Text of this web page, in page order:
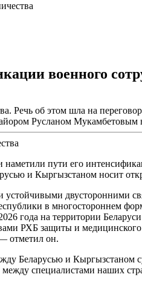
военного
Речь об этом шла на
Русланом
пути его
и Кыргызстаном носит
устойчивыми
в многостороннем
года на территории
РХБ защиты и
отметил он.
Беларусью и
специалистами наших